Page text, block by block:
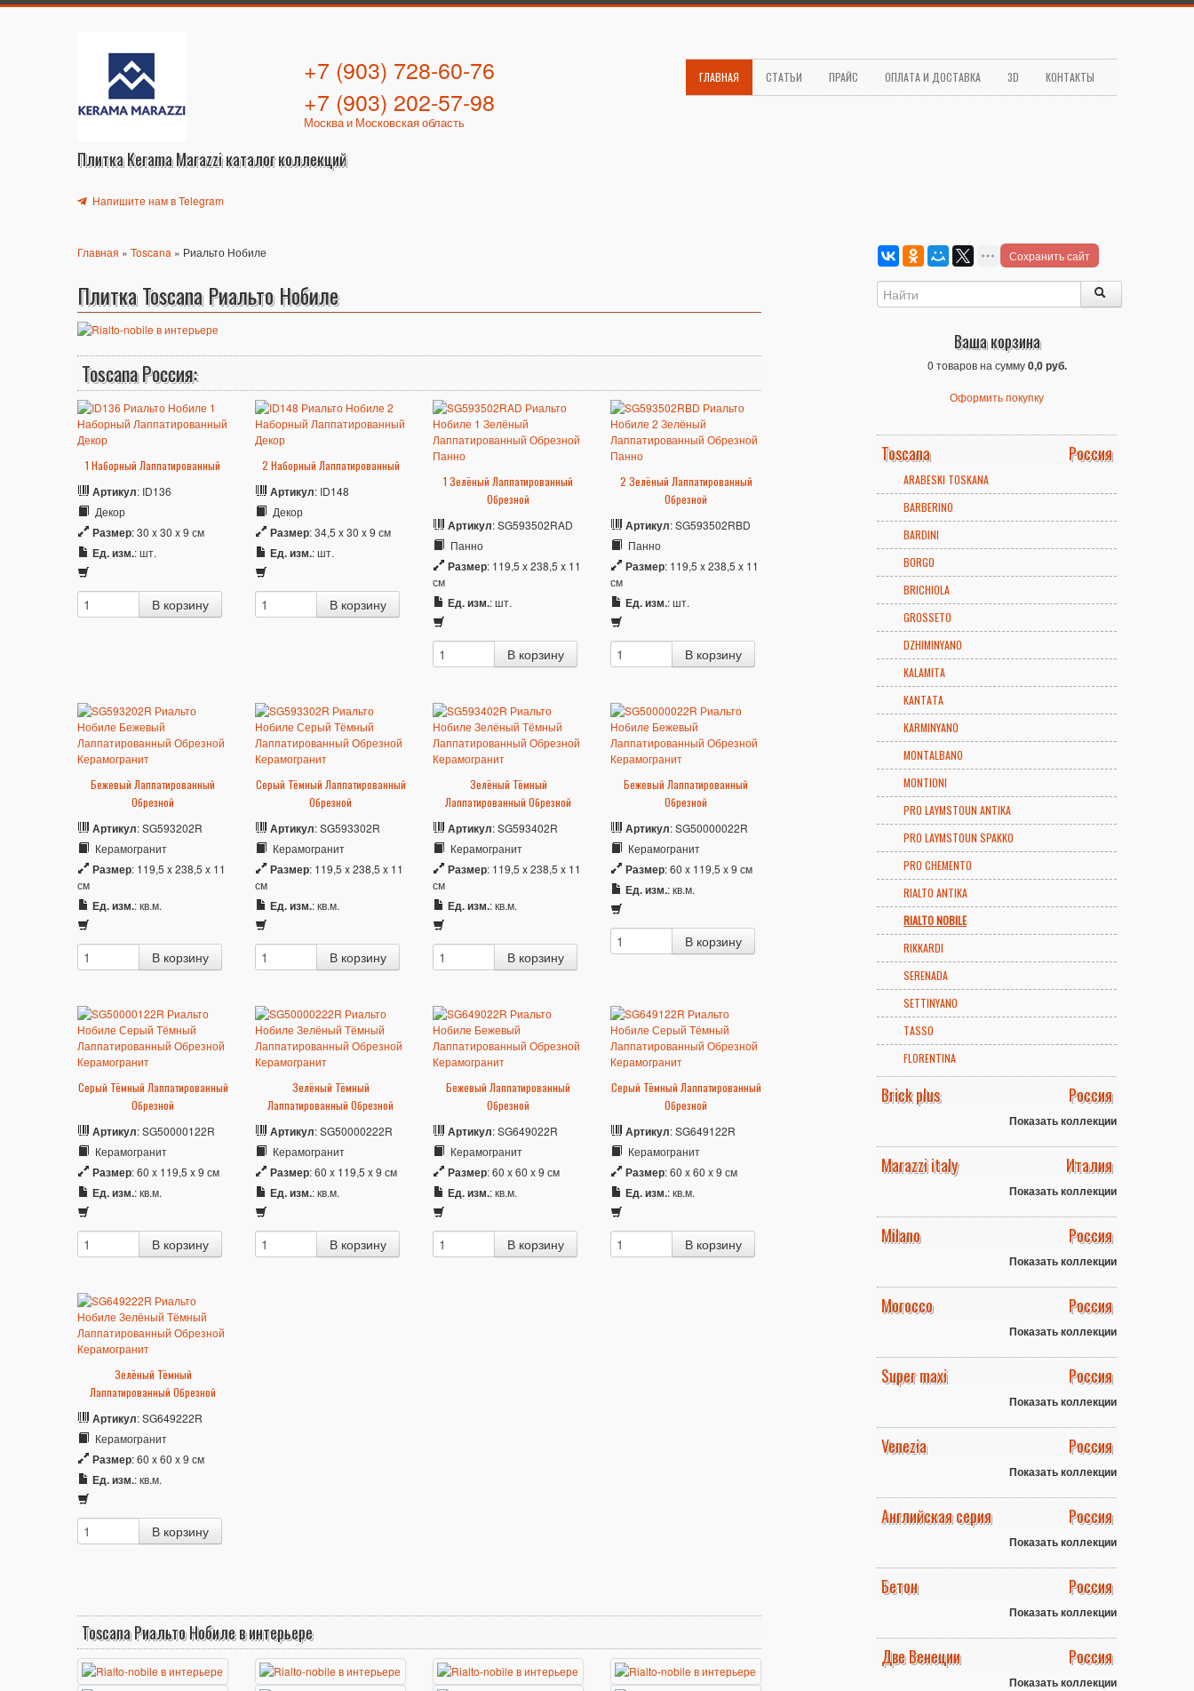
Плитка Kerama Marazzi каталог коллекций
+7 (903) 728-60-76
+7 (903) 202-57-98
Москва и Московская область
Напишите нам в Telegram
ГЛАВНАЯ СТАТЬИ ПРАЙС ОПЛАТА И ДОСТАВКА 3D КОНТАКТЫ
Главная » Toscana » Риальто Нобиле
Плитка Toscana Риальто Нобиле
Toscana Россия:
1 Наборный Лаппатированный
Артикул: ID136
Декор
Размер: 30 x 30 x 9 см
Ед. изм.: шт.
2 Наборный Лаппатированный
Артикул: ID148
Декор
Размер: 34,5 x 30 x 9 см
Ед. изм.: шт.
1 Зелёный Лаппатированный
Обрезной
Артикул: SG593502RAD
Панно
Размер: 119,5 x 238,5 x 11
см
Ед. изм.: шт.
2 Зелёный Лаппатированный
Обрезной
Артикул: SG593502RBD
Панно
Размер: 119,5 x 238,5 x 11
см
Ед. изм.: шт.
Бежевый Лаппатированный
Обрезной
Артикул: SG593202R
Керамогранит
Размер: 119,5 x 238,5 x 11
см
Ед. изм.: кв.м.
Серый Тёмный Лаппатированный
Обрезной
Артикул: SG593302R
Керамогранит
Размер: 119,5 x 238,5 x 11
см
Ед. изм.: кв.м.
Зелёный Тёмный
Лаппатированный Обрезной
Артикул: SG593402R
Керамогранит
Размер: 119,5 x 238,5 x 11
см
Ед. изм.: кв.м.
Бежевый Лаппатированный
Обрезной
Артикул: SG50000022R
Керамогранит
Размер: 60 x 119,5 x 9 см
Ед. изм.: кв.м.
Серый Тёмный Лаппатированный
Обрезной
Артикул: SG50000122R
Керамогранит
Размер: 60 x 119,5 x 9 см
Ед. изм.: кв.м.
Зелёный Тёмный
Лаппатированный Обрезной
Артикул: SG50000222R
Керамогранит
Размер: 60 x 119,5 x 9 см
Ед. изм.: кв.м.
Бежевый Лаппатированный
Обрезной
Артикул: SG649022R
Керамогранит
Размер: 60 x 60 x 9 см
Ед. изм.: кв.м.
Серый Тёмный Лаппатированный
Обрезной
Артикул: SG649122R
Керамогранит
Размер: 60 x 60 x 9 см
Ед. изм.: кв.м.
Зелёный Тёмный
Лаппатированный Обрезной
Артикул: SG649222R
Керамогранит
Размер: 60 x 60 x 9 см
Ед. изм.: кв.м.
Toscana Риальто Нобиле в интерьере
Сохранить сайт
Ваша корзина
0 товаров на сумму0,0 руб.
Оформить покупку
Toscana Россия
ARABESKI TOSKANA
BARBERINO
BARDINI
BORGO
BRICHIOLA
GROSSETO
DZHIMINYANO
KALAMITA
KANTATA
KARMINYANO
MONTALBANO
MONTIONI
PRO LAYMSTOUN ANTIKA
PRO LAYMSTOUN SPAKKO
PRO CHEMENTO
RIALTO ANTIKA
RIALTO NOBILE
RIKKARDI
SERENADA
SETTINYANO
TASSO
FLORENTINA
Brick plus Россия
Показать коллекции
Marazzi italy Италия
Показать коллекции
Milano Россия
Показать коллекции
Morocco Россия
Показать коллекции
Super maxi Россия
Показать коллекции
Venezia Россия
Показать коллекции
Английская серия Россия
Показать коллекции
Бетон Россия
Показать коллекции
Две Венеции Россия
Показать коллекции